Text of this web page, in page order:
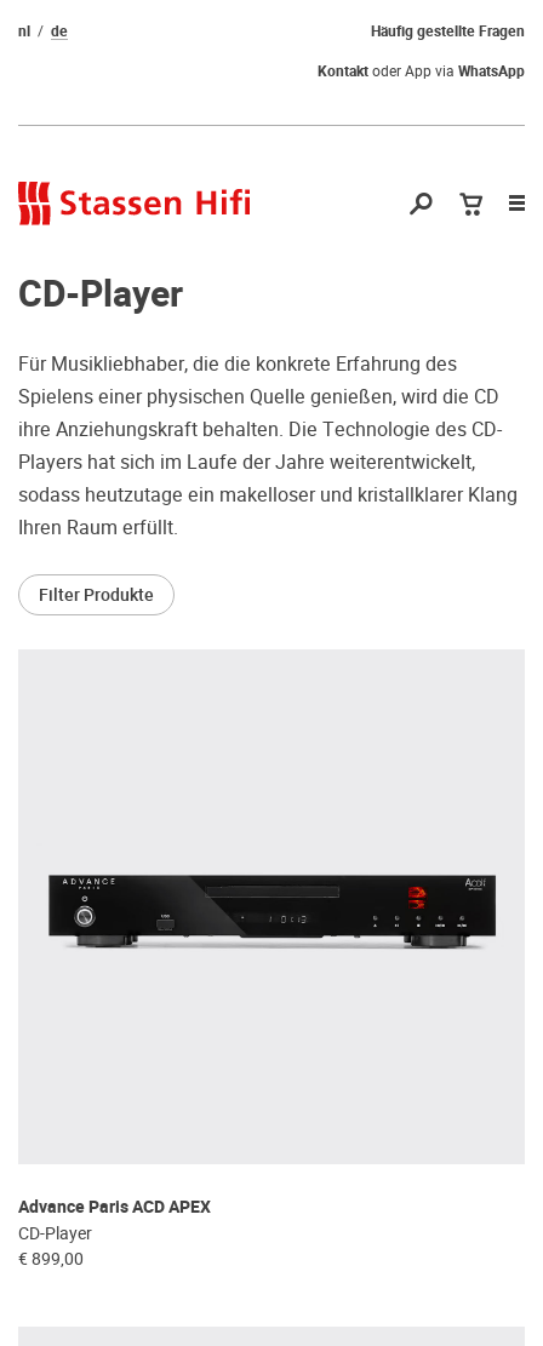
Qual der Wahl?
Warum kommen Sie nicht vorbei und
hören erstmal Probe? Dadurch stellen
Sie sicher, dass Sie die richtige Wahl
Oft werden Produkte auf Empfehlung
Dritter oder z.B. aufgrund einer Rezension
Vereinbaren Sie einen Hörtermin.
Häufig gestellte Fragen
nl
de
Kontaktoder App via WhatsApp
CD-Player
Für Musikliebhaber, die die konkrete Erfahrung des
Spielens einer physischen Quelle genießen, wird die CD
ihre Anziehungskraft behalten. Die Technologie des CD-
Players hat sich im Laufe der Jahre weiterentwickelt,
sodass heutzutage ein makelloser und kristallklarer Klang
Ihren Raum erfüllt.
Filter Produkte
Advance Paris ACD APEX
CD-Player
€ 899,00